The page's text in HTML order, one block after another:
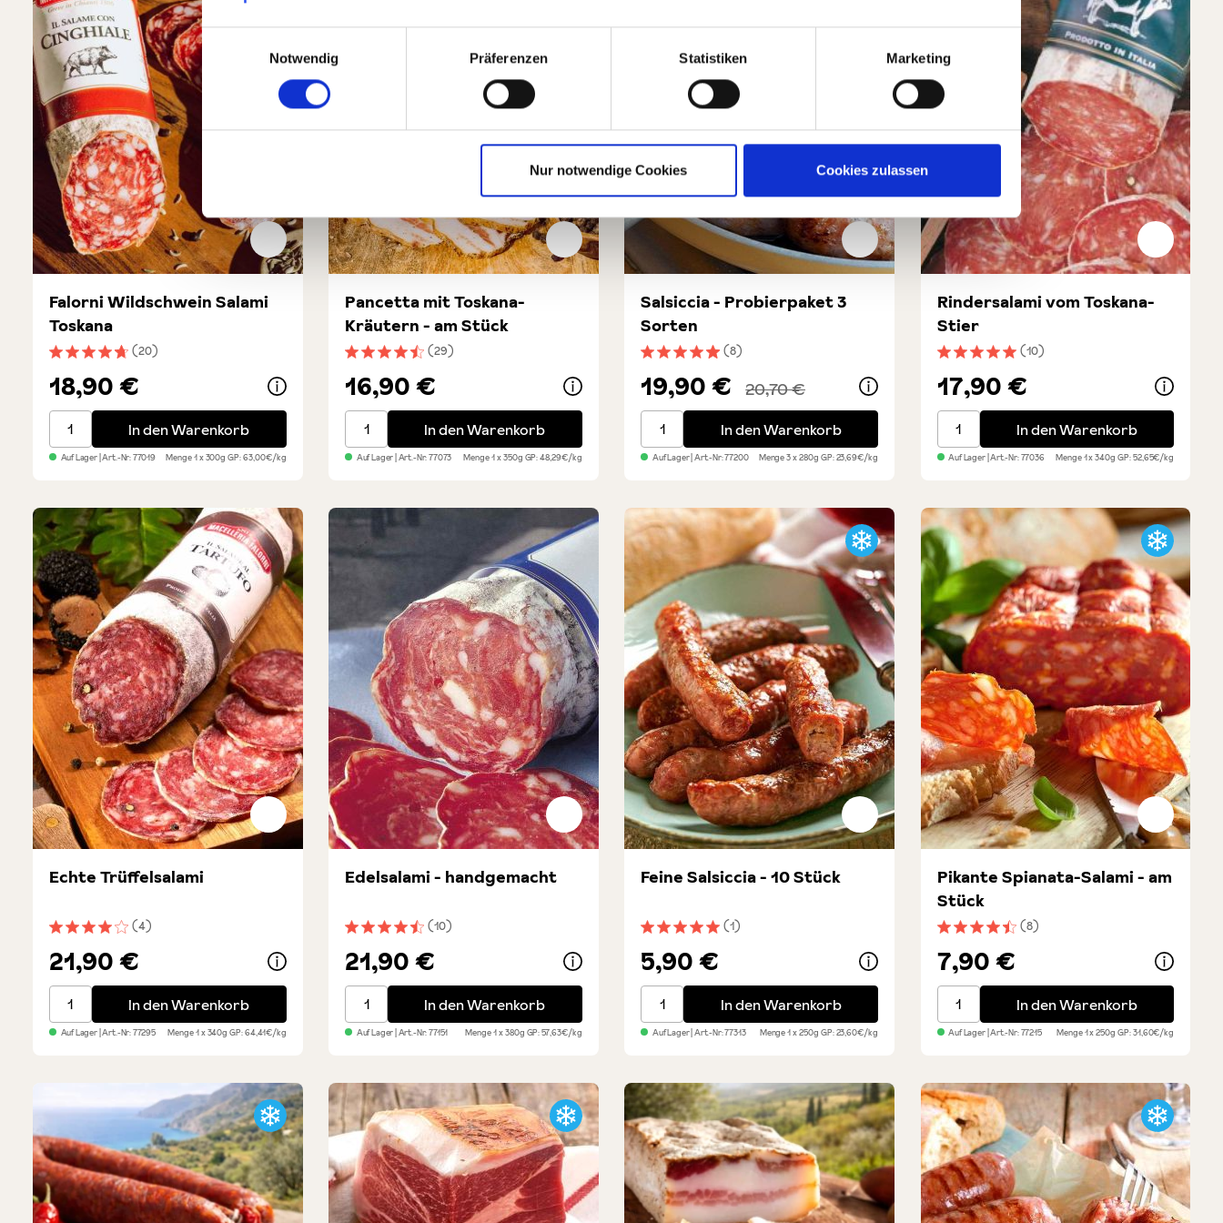
Einwilligungsauswahl
Notwendig
Präferenzen Statistiken Marketing
Nur notwendige Cookies Cookies zulassen
Durchschnittliche Bewertung von 4.6 von 5 Sternen
(20)
Falorni Wildschwein Salami
Toskana
18,90 €
Falorni Wildschwein Salami Toskana
In den Warenkorb
Auf Lager| Art.-Nr:77019 Menge1 x 300gGP: 63,00€/kg
Durchschnittliche Bewertung von 4.6 von 5 Sternen
(29)
Pancetta mit Toskana-
Kräutern - am Stück
16,90 €
Pancetta mit Toskana-Kräutern - am Stück
In den Warenkorb
Auf Lager| Art.-Nr:77073 Menge1 x 350g GP: 48,29€/kg
Durchschnittliche Bewertung von 4.8 von 5 Sternen
(8)
Salsiccia - Probierpaket 3
Sorten
19,90 € 20,70 €
Salsiccia - Probierpaket 3 Sorten
In den Warenkorb
Auf Lager| Art.-Nr:77200 Menge3 x 280g GP: 23,69€/kg
Durchschnittliche Bewertung von 5 von 5
(10)
Rindersalami vom Toskana-
Stier
17,90 €
Rindersalami vom Toskana-Stier
In den Warenkorb
Auf Lager| Art.-Nr:77036 Menge1 x 340gGP: 52,65€/kg
Durchschnittliche Bewertung von 4 von 5 Sternen
(4)
Echte Trüffelsalami
21,90 €
Echte TrüffelsalamiIn den Warenkorb
Auf Lager| Art.-Nr:77295 Menge1 x 340gGP: 64,41€/kg
Durchschnittliche Bewertung von 4.6 von 5 Sternen
(10)
Edelsalami - handgemacht
21,90 €
Edelsalami - handgemacht
In den Warenkorb
Auf Lager| Art.-Nr:77151 Menge1 x 380g GP: 57,63€/kg
Durchschnittliche Bewertung von 5 von 5 Sternen
(1)
Feine Salsiccia - 10 Stück
5,90 €
Feine Salsiccia - 10 Stück
In den Warenkorb
Auf Lager| Art.-Nr:77313 Menge1 x 250g GP: 23,60€/kg
Durchschnittliche Bewertung von 4.3 von
(8)
Pikante Spianata-Salami - am
Stück
7,90 €
Pikante Spianata-Salami - am Stück
In den Warenkorb
Auf Lager| Art.-Nr:77215 Menge1 x 250gGP: 31,60€/kg